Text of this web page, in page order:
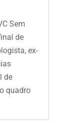
Sem
de
ex-
de
quadro